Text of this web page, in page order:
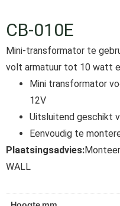
CB-010E
Mini-transformator te
volt armatuur tot 10 watt
Mini transformator
12V
Uitsluitend geschikt
Eenvoudig te
Plaatsingsadvies:
WALL